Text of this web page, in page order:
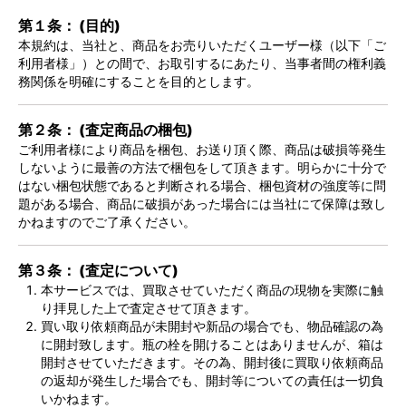
第１条： (目的)
本規約は、当社と、商品をお売りいただくユーザー様（以下「ご
利用者様」）との間で、お取引するにあたり、当事者間の権利義
務関係を明確にすることを目的とします。
第２条： (査定商品の梱包)
ご利用者様により商品を梱包、お送り頂く際、商品は破損等発生
しないように最善の方法で梱包をして頂きます。明らかに十分で
はない梱包状態であると判断される場合、梱包資材の強度等に問
題がある場合、商品に破損があった場合には当社にて保障は致し
かねますのでご了承ください。
第３条： (査定について)
本サービスでは、買取させていただく商品の現物を実際に触
り拝見した上で査定させて頂きます。
買い取り依頼商品が未開封や新品の場合でも、物品確認の為
に開封致します。瓶の栓を開けることはありませんが、箱は
開封させていただきます。その為、開封後に買取り依頼商品
の返却が発生した場合でも、開封等についての責任は一切負
いかねます。